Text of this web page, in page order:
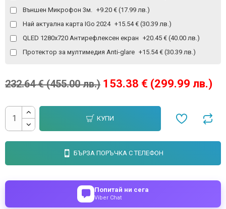
153.38 € (299.99 лв.)
232.64 € (455.00 лв.)
Външен Микрофон 3м.
+9.20 € (17.99 лв.)
Най актуална карта IGo 2024 +15.54 € (30.39 лв.)
QLED 1280x720 Антирефлексен екран +20.45 € (40.00 лв.)
Протектор за мултимедия Anti-glare +15.54 € (30.39 лв.)
КУПИ
БЪРЗА ПОРЪЧКА С ТЕЛЕФОН
Попитай ни сега
Viber Chat